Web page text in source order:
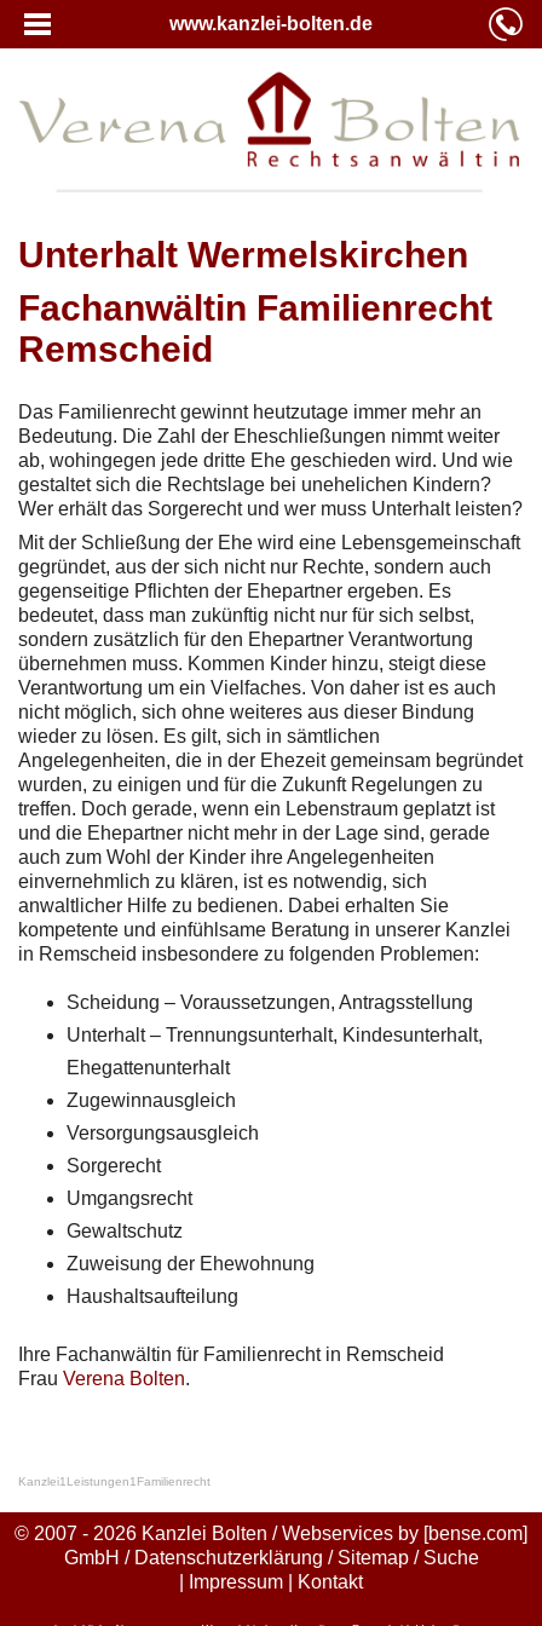
www.kanzlei-bolten.de
Unterhalt Wermelskirchen
Fachanwältin Familienrecht
Remscheid
Das Familienrecht gewinnt heutzutage immer mehr an
Bedeutung. Die Zahl der Eheschließungen nimmt weiter
ab, wohingegen jede dritte Ehe geschieden wird. Und wie
gestaltet sich die Rechtslage bei unehelichen Kindern?
Wer erhält das Sorgerecht und wer muss Unterhalt leisten?
Mit der Schließung der Ehe wird eine Lebensgemeinschaft
gegründet, aus der sich nicht nur Rechte, sondern auch
gegenseitige Pflichten der Ehepartner ergeben. Es
bedeutet, dass man zukünftig nicht nur für sich selbst,
sondern zusätzlich für den Ehepartner Verantwortung
übernehmen muss. Kommen Kinder hinzu, steigt diese
Verantwortung um ein Vielfaches. Von daher ist es auch
nicht möglich, sich ohne weiteres aus dieser Bindung
wieder zu lösen. Es gilt, sich in sämtlichen
Angelegenheiten, die in der Ehezeit gemeinsam begründet
wurden, zu einigen und für die Zukunft Regelungen zu
treffen. Doch gerade, wenn ein Lebenstraum geplatzt ist
und die Ehepartner nicht mehr in der Lage sind, gerade
auch zum Wohl der Kinder ihre Angelegenheiten
einvernehmlich zu klären, ist es notwendig, sich
anwaltlicher Hilfe zu bedienen. Dabei erhalten Sie
kompetente und einfühlsame Beratung in unserer Kanzlei
in Remscheid insbesondere zu folgenden Problemen:
Scheidung – Voraussetzungen, Antragsstellung
Unterhalt – Trennungsunterhalt, Kindesunterhalt,
Ehegattenunterhalt
Zugewinnausgleich
Versorgungsausgleich
Sorgerecht
Umgangsrecht
Gewaltschutz
Zuweisung der Ehewohnung
Haushaltsaufteilung
Ihre Fachanwältin für Familienrecht in Remscheid
Frau Verena Bolten.
Kanzlei1 Leistungen1 Familienrecht
© 2007 - 2026 Kanzlei Bolten / Webservices by [bense.com]
GmbH / Datenschutzerklärung / Sitemap/ Suche
Impressum Kontakt